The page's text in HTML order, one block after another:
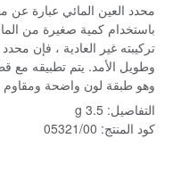
محدد العين المائي عبارة
باستخدام كمية صغيرة من
تركيبته غير العادية ، فإن
وطويل الأمد. يتم تطبيقه مع
وهو طبقة لون واضحة ومقاوم
التفاصيل: 3.5 g
كود المنتج: 05321/00